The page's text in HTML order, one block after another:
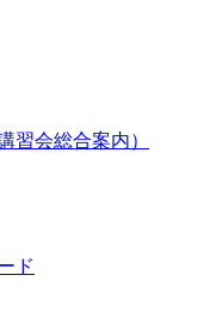
習会総合案内）
ド